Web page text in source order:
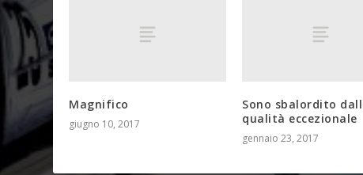
Magnifico
giugno 10, 2017
Sono sbalordito
qualità eccezionale
gennaio 23, 2017